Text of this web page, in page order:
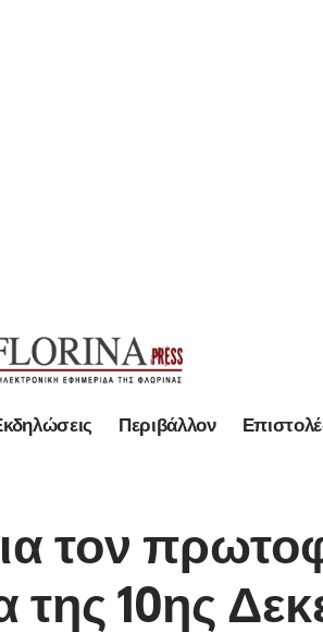
Περιβάλλον
τον
10ης